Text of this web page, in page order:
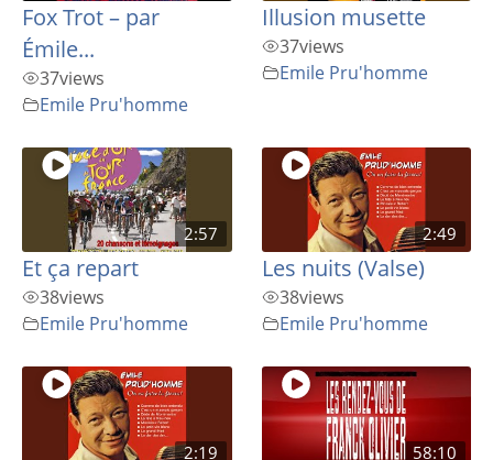
Fox Trot – par
Émile...
37views
Emile Pru'homme
Illusion musette
37views
Emile Pru'homme
2:57
Et ça repart
38views
Emile Pru'homme
2:49
Les nuits (Valse)
38views
Emile Pru'homme
2:19 58:10